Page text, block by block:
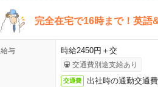
完全在宅で16時まで！英語
給与 時給2450円＋交
交通費別途支給あり
交通費 出社時の通勤交通